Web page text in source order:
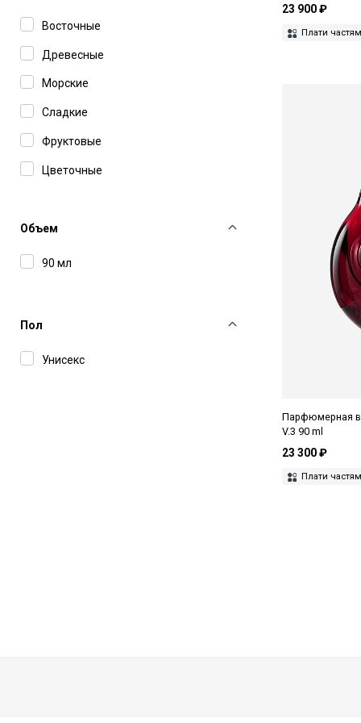
Map Of The Heart
Matiere Premiere
Mystikum
Ormaie
Pierre Guillaume
Serge Lutens
Voyages Imaginaires
Восточные
Древесные
Морские
Сладкие
Фруктовые
Цветочные
Объем
90 мл
Пол
Унисекс
23 900 ₽
Плати
Парфюмерная
V.3 90 ml
23 300 ₽
Плати